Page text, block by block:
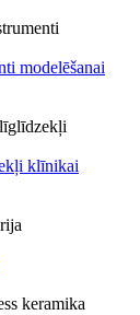
modelēšanai
klīnikai
keramika